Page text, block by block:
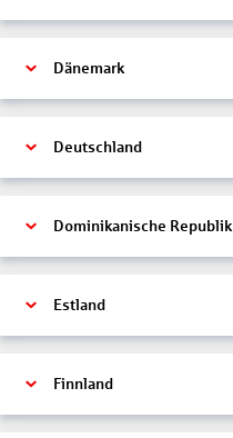
Dänemark
Deutschland
Dominikanische Republik
Estland
Finnland